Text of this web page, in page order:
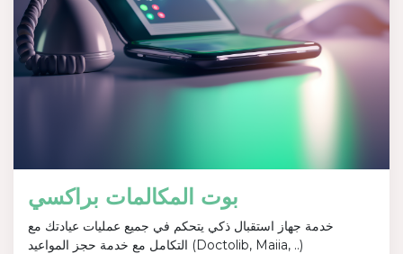
بوت المكالمات براكسي
خدمة جهاز استقبال ذكي يتحكم في جميع عمليات عيادتك مع
التكامل مع خدمة حجز المواعيد (Doctolib, Maiia, ..)